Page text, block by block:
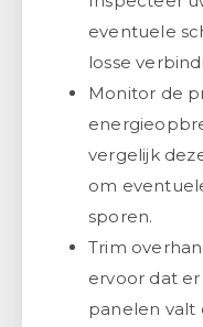
eventuele
losse
Monitor de
vergelijk
om
sporen.
Trim
ervoor dat
panelen valt